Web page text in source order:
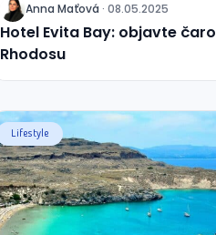
J Anna Maťová · 08.05.2025
Hotel Evita Bay: objavte čaro
Rhodosu
Lifestyle